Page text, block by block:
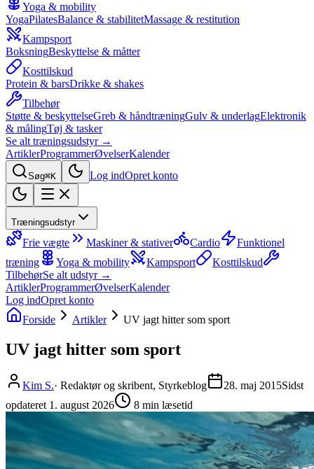
Yoga & mobility
YogaPilatesBalance & stabilitetMassage & restitution
Kampsport
BoksningBeskyttelse & måtter
Kosttilskud
Protein & barsDrikke & shakes
Tilbehør
Støtte & beskyttelseGreb & håndtræningGulv & underlagElektronik
& målingTøj & tasker
Se alt træningsudstyr →
ArtiklerProgrammerØvelserKalender
Søg⌘K Log indOpret konto
Træningsudstyr
Frie vægte Maskiner & stativer Cardio
Funktionel
træning
Yoga & mobility Kampsport
Kosttilskud
TilbehørSe alt udstyr →
ArtiklerProgrammerØvelserKalender
Log indOpret konto
Forside
Artikler UV jagt hitter som sport
UV jagt hitter som sport
Kim S.· Redaktør og skribent, Styrkeblog 28. maj 2015Sidst
opdateret 1. august 2026 8 min læsetid